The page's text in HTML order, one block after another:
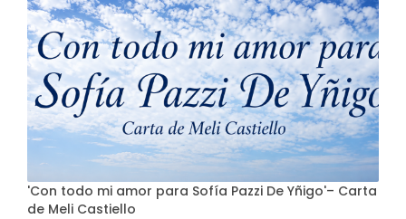
'Con todo mi amor para Sofía Pazzi De Yñigo'– Carta
de Meli Castiello